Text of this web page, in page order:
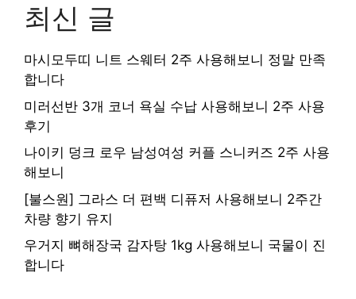
최신 글
마시모두띠 니트 스웨터 2주 사용해보니 정말 만족
합니다
미러선반 3개 코너 욕실 수납 사용해보니 2주 사용
후기
나이키 덩크 로우 남성여성 커플 스니커즈 2주 사용
해보니
[불스원] 그라스 더 편백 디퓨저 사용해보니 2주간
차량 향기 유지
우거지 뼈해장국 감자탕 1kg 사용해보니 국물이 진
합니다